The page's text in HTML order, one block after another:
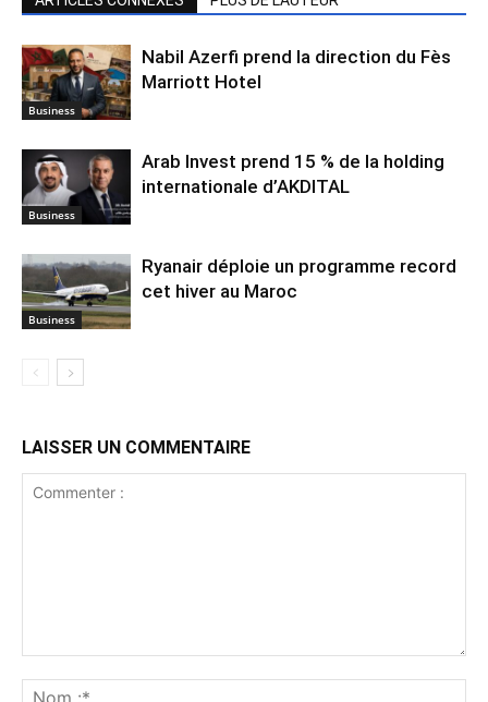
Business
Nabil Azerfi prend la direction du Fès
Marriott Hotel
Business
Arab Invest prend 15 % de la holding
internationale d’AKDITAL
Business
Ryanair déploie un programme record
cet hiver au Maroc
LAISSER UN COMMENTAIRE